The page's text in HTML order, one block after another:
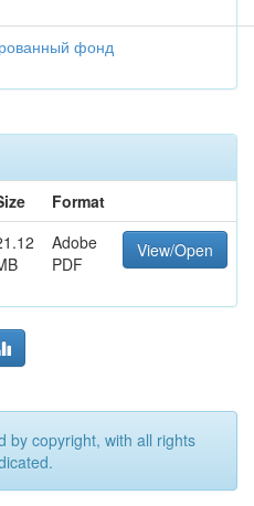
фонд
Format
Adobe
PDF
View/Open
by copyright, with all rights